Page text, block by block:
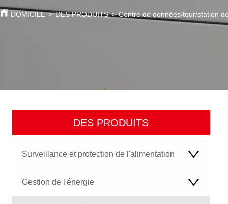
DOMICILE > DES PRODUITS > Centre de données/tour/station
DES PRODUITS
Surveillance et protection de l'alimentation
Gestion de l'énergie